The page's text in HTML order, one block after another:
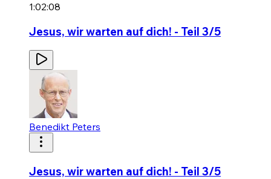
1:02:08
Jesus, wir warten auf dich! - Teil 3/5
Benedikt Peters
Jesus, wir warten auf dich! - Teil 3/5